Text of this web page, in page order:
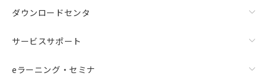
ダウンロードセンタ
サービスサポート
eラーニング・セミナ